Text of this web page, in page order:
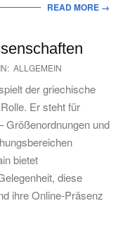
READ MORE →
IN: ALLGEMEIN
der griechische
Er steht für
Größenordnungen und
bietet
diese
ihre Online-Präsenz